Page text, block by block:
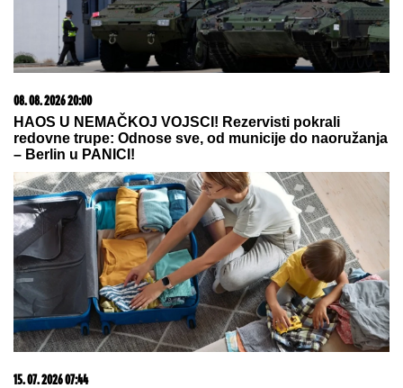
(FOTO) SVI GLEDAJU U SARU JO!Pevačica i
Aleksej Bjelogrlić ne skidaju osmeh sa lica, a ona
jednim potezom OČARALA SVE
5 MINUTA SNIMKA REŠAVAJU
MISTERIJU NESTANKA
FARMACEUTA?!Milan popio kafu sa
majkom, otišao na posao i više ga
NIKO NIJE VIDEO: Supruzi je poslao
OVU poruku (FOTO)
"Uovim godinama MUŽEVI
NAJČEŠĆE VARAJU": Vladeta